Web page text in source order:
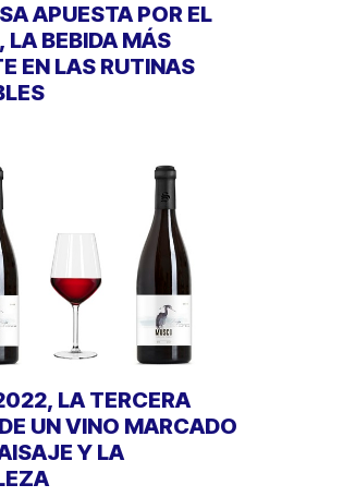
APUESTA POR EL
LA BEBIDA MÁS
EN LAS RUTINAS
LA TERCERA
UN VINO MARCADO
Y LA